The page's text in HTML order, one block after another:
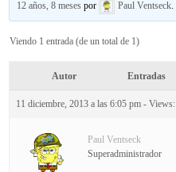
12 años, 8 meses por Paul Ventseck
Viendo 1 entrada (de un total de 1)
Autor Entradas
11 diciembre, 2013 a las 6:05 pm -
Paul Ventseck
Superadministrador